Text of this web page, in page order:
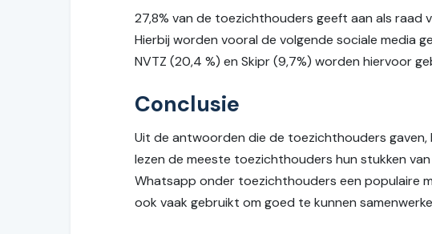
27,8% van de toezichthouders geeft aan als raad
Hierbij worden vooral de volgende sociale media
NVTZ (20,4 %) en Skipr (9,7%) worden hiervoor
Conclusie
Uit de antwoorden die de toezichthouders gaven,
lezen de meeste toezichthouders hun stukken
Whatsapp onder toezichthouders een populaire
ook vaak gebruikt om goed te kunnen